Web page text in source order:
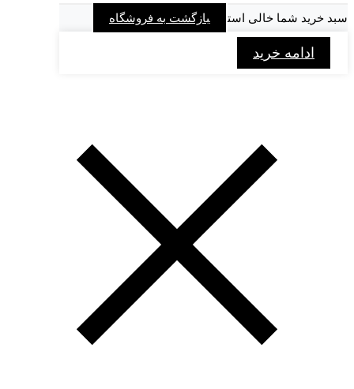
سبد خرید شما خالی است بازگشت به فروشگاه
ادامه خرید